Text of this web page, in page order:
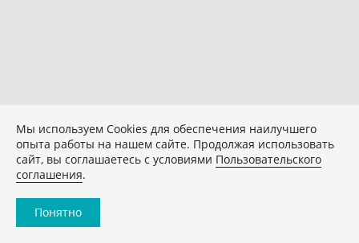
Мы используем Сookies для обеспечения наилучшего
опыта работы на нашем сайте. Продолжая использовать
сайт, вы соглашаетесь с условиями Пользовательского
соглашения.
Понятно